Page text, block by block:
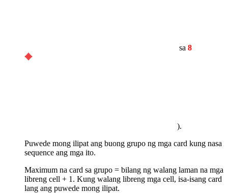
sa 8
).
Puwede mong ilipat ang buong grupo ng mga card kung nasa
sequence ang mga ito.
Maximum na card sa grupo = bilang ng walang laman na mga
libreng cell + 1. Kung walang libreng mga cell, isa-isang card
lang ang puwede mong ilipat.